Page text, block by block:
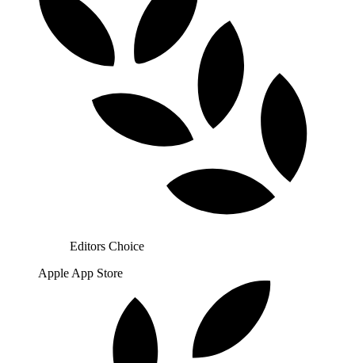
Editors Choice
Apple App Store